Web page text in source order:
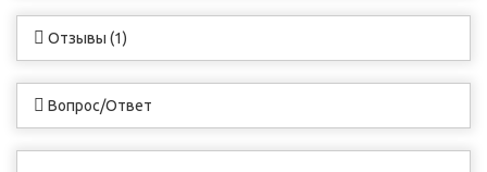
Отзывы (1)
Вопрос/Ответ